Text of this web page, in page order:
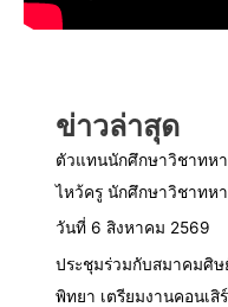
ข่าวล่าสุด
ตัวแทนนักศึกษาวิชาทหา
ไหว้ครู นักศึกษาวิชาทห
วันที่ 6 สิงหาคม 2569
ประชุมร่วมกับสมาคมศิษ
พิทยา เตรียมงานคอนเสิ